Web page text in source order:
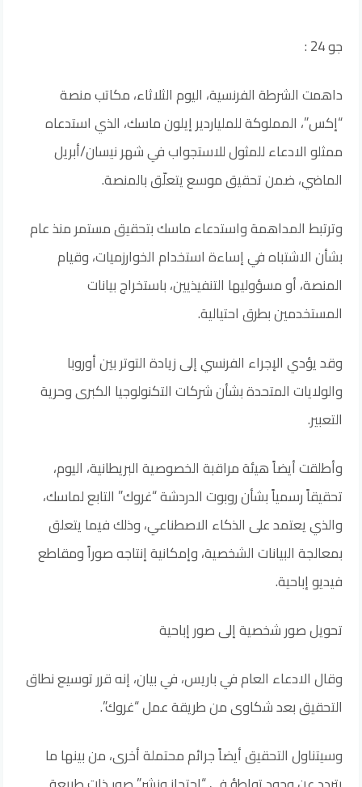
جو 24 :
داهمت الشرطة الفرنسية، اليوم الثلاثاء، مكاتب منصة
“إكس”، المملوكة للملياردير إيلون ماسك، الذي استدعاه
ممثلو ⁠الادعاء للمثول للاستجواب في شهر نيسان/أبريل
الماضي، ضمن تحقيق موسع يتعلّق بالمنصة.
وترتبط المداهمة واستدعاء ماسك بتحقيق مستمر منذ عام
بشأن الاشتباه في إساءة استخدام الخوارزميات، وقيام
المنصة، أو مسؤوليها التنفيذيين، باستخراج بيانات
المستخدمين بطرق احتيالية.
وقد يؤدي الإجراء الفرنسي إلى زيادة التوتر بين أوروبا
والولايات المتحدة بشأن شركات التكنولوجيا الكبرى وحرية
التعبير.
وأطلقت أيضاً هيئة مراقبة الخصوصية البريطانية، اليوم،
تحقيقاً رسمياً بشأن روبوت الدردشة “غروك” التابع لماسك،
والذي يعتمد على الذكاء الاصطناعي، وذلك فيما يتعلق
بمعالجة البيانات الشخصية، وإمكانية إنتاجه صوراً ومقاطع
فيديو إباحية.
تحويل صور شخصية إلى صور إباحية
وقال الادعاء العام في باريس، في بيان، إنه قرر توسيع نطاق
التحقيق بعد شكاوى من طريقة ​عمل “غروك”.
وسيتناول التحقيق أيضاً جرائم محتملة أخرى، من بينها ما